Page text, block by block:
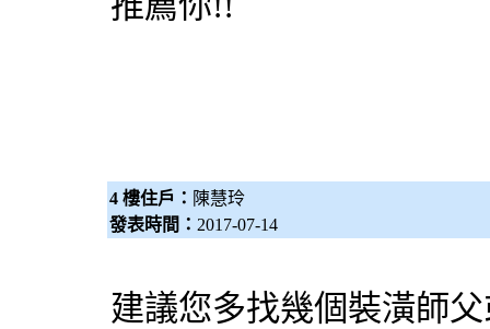
4 樓住戶： 陳慧玲
發表時間： 2017-07-14
建議您多找幾個裝潢師